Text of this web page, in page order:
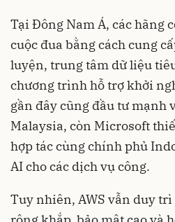
Tại Đông Nam Á, các hãng
cuộc đua bằng cách cung
luyện, trung tâm dữ liệu
chương trình hỗ trợ khởi
gần đây cũng đầu tư mạnh
Malaysia, còn Microsoft
hợp tác cùng chính phủ
AI cho các dịch vụ công.
Tuy nhiên, AWS vẫn duy